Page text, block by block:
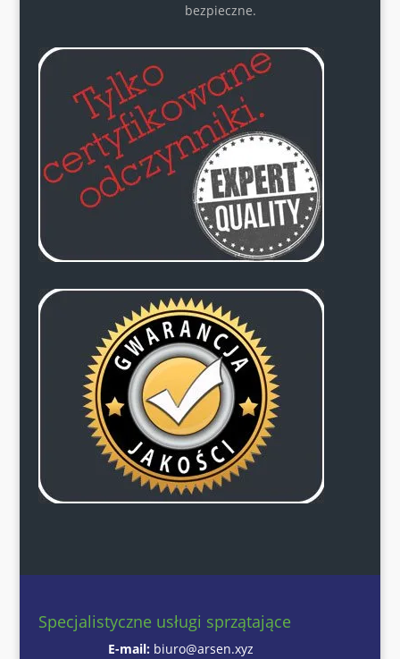
bezpieczne.
Specjalistyczne usługi sprzątające
E-mail: biuro@arsen.xyz